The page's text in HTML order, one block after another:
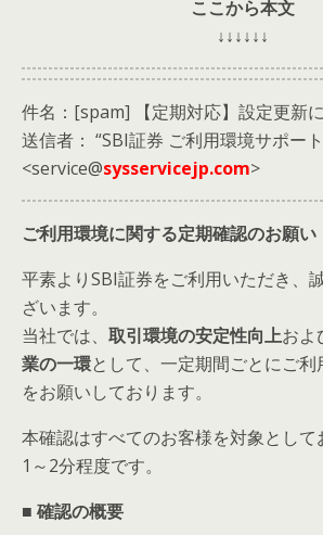
ここから本文
↓↓↓↓↓↓
件名：[spam] 【定期対応】設定更新
送信者： “SBI証券 ご利用環境サポー
<service@sysservicejp.com>
ご利用環境に関する定期確認のお願い
平素よりSBI証券をご利用いただき、
ざいます。
当社では、 取引環境の安定性向上およ
業の一環として、一定期間ごとにご
をお願いしております。
本確認はすべてのお客様を対象として
1～2分程度です。
■ 確認の概要